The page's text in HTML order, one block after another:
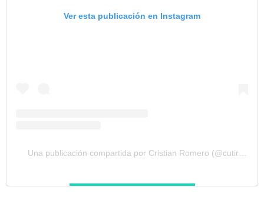
Ver esta publicación en Instagram